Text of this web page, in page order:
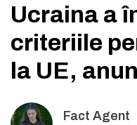
Ucraina a
criteriile
la UE,
Fact Agent